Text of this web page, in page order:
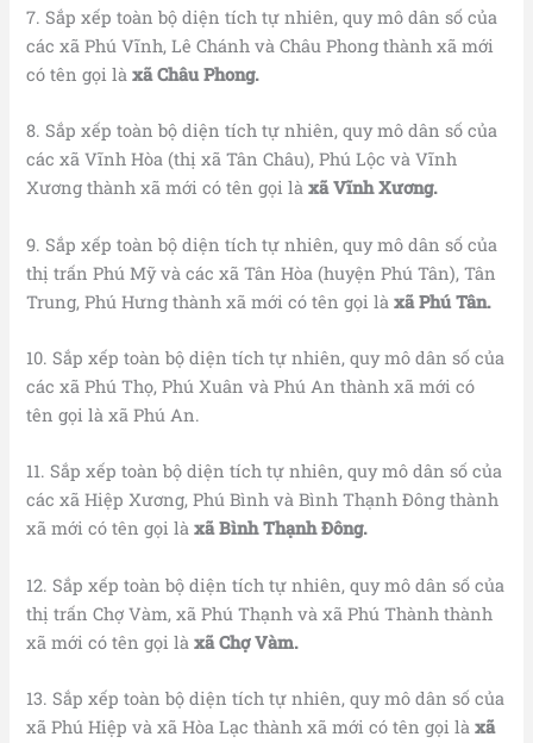
7. Sắp xếp toàn bộ diện tích tự nhiên, quy mô dân số của
các xã Phú Vĩnh, Lê Chánh và Châu Phong thành xã mới
có tên gọi làxã Châu Phong.
8. Sắp xếp toàn bộ diện tích tự nhiên, quy mô dân số của
các xã Vĩnh Hòa (thị xã Tân Châu), Phú Lộc và Vĩnh
Xương thành xã mới có tên gọi làxã Vĩnh Xương.
9. Sắp xếp toàn bộ diện tích tự nhiên, quy mô dân số của
thị trấn Phú Mỹ và các xã Tân Hòa (huyện Phú Tân), Tân
Trung, Phú Hưng thành xã mới có tên gọi làxã Phú Tân.
10. Sắp xếp toàn bộ diện tích tự nhiên, quy mô dân số của
các xã Phú Thọ, Phú Xuân và Phú An thành xã mới có
tên gọi là xã Phú An.
11. Sắp xếp toàn bộ diện tích tự nhiên, quy mô dân số của
các xã Hiệp Xương, Phú Bình và Bình Thạnh Đông thành
xã mới có tên gọi làxã Bình Thạnh Đông.
12. Sắp xếp toàn bộ diện tích tự nhiên, quy mô dân số của
thị trấn Chợ Vàm, xã Phú Thạnh và xã Phú Thành thành
xã mới có tên gọi làxã Chợ Vàm.
13. Sắp xếp toàn bộ diện tích tự nhiên, quy mô dân số của
xã Phú Hiệp và xã Hòa Lạc thành xã mới có tên gọi làxã